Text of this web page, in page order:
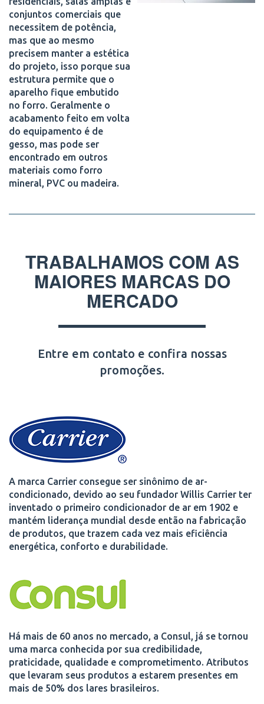
conjuntos comerciais que
necessitem de potência,
mas que ao mesmo
precisem manter a estética
do projeto, isso porque sua
estrutura permite que o
aparelho fique embutido
no forro. Geralmente o
acabamento feito em volta
do equipamento é de
gesso, mas pode ser
encontrado em outros
materiais como forro
mineral, PVC ou madeira.
TRABALHAMOS COM AS
MAIORES MARCAS DO
MERCADO
Entre em contato e confira nossas
promoções.
A marca Carrier consegue ser sinônimo de ar-
condicionado, devido ao seu fundador Willis Carrier ter
inventado o primeiro condicionador de ar em 1902 e
mantém liderança mundial desde então na fabricação
de produtos, que trazem cada vez mais eficiência
energética, conforto e durabilidade.
Há mais de 60 anos no mercado, a Consul, já se tornou
uma marca conhecida por sua credibilidade,
praticidade, qualidade e comprometimento. Atributos
que levaram seus produtos a estarem presentes em
mais de 50% dos lares brasileiros.